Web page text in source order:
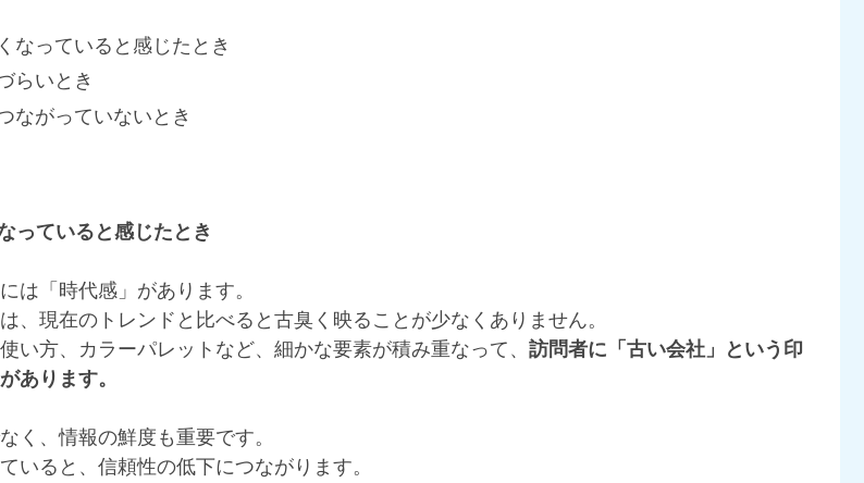
なっていると感じたとき
らいとき
ながっていないとき
っていると感じたとき
は「時代感」があります。
、現在のトレンドと比べると古臭く映ることが少なくありません。
い方、カラーパレットなど、細かな要素が積み重なって、 訪問者に「古い会社」という印
あります。
く、情報の鮮度も重要です。
いると、信頼性の低下につながります。